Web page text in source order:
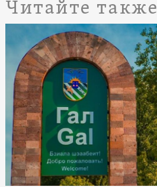
Читайте также